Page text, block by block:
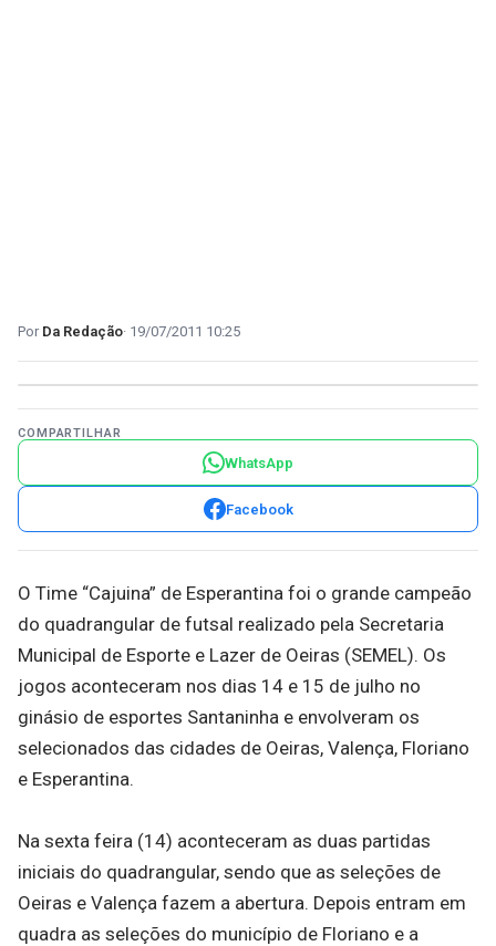
Da Redação 19/07/2011 10:25
COMPARTILHAR
WhatsApp
Facebook
O Time “Cajuina” de Esperantina foi o grande campeão
do quadrangular de futsal realizado pela Secretaria
Municipal de Esporte e Lazer de Oeiras (SEMEL). Os
jogos aconteceram nos dias 14 e 15 de julho no
ginásio de esportes Santaninha e envolveram os
selecionados das cidades de Oeiras, Valença, Floriano
e Esperantina.
Na sexta feira (14) aconteceram as duas partidas
iniciais do quadrangular, sendo que as seleções de
Oeiras e Valença fazem a abertura. Depois entram em
quadra as seleções do município de Floriano e a